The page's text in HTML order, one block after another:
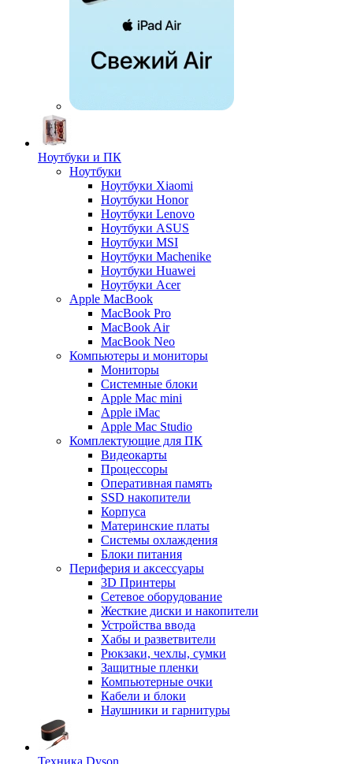
Ноутбуки и ПК
Ноутбуки
Ноутбуки Xiaomi
Ноутбуки Honor
Ноутбуки Lenovo
Ноутбуки ASUS
Ноутбуки MSI
Ноутбуки Machenike
Ноутбуки Huawei
Ноутбуки Acer
Apple MacBook
MacBook Pro
MacBook Air
MacBook Neo
Компьютеры и мониторы
Мониторы
Системные блоки
Apple Mac mini
Apple iMac
Apple Mac Studio
Комплектующие для ПК
Видеокарты
Процессоры
Оперативная память
SSD накопители
Корпуса
Материнские платы
Системы охлаждения
Блоки питания
Периферия и аксессуары
3D Принтеры
Сетевое оборудование
Жесткие диски и накопители
Устройства ввода
Хабы и разветвители
Рюкзаки, чехлы, сумки
Защитные пленки
Компьютерные очки
Кабели и блоки
Наушники и гарнитуры
Техника Dyson